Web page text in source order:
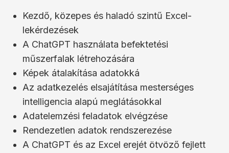
Kezdő, közepes és haladó szintű Excel-
lekérdezések
A ChatGPT használata befektetési
műszerfalak létrehozására
Képek átalakítása adatokká
Az adatkezelés elsajátítása mesterséges
intelligencia alapú meglátásokkal
Adatelemzési feladatok elvégzése
Rendezetlen adatok rendszerezése
A ChatGPT és az Excel erejét ötvöző fejlett